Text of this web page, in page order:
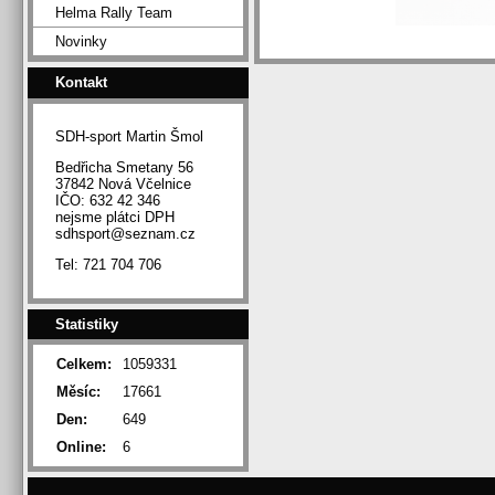
Helma Rally Team
Novinky
Kontakt
SDH-sport Martin Šmol
Bedřicha Smetany 56
37842 Nová Včelnice
IČO: 632 42 346
nejsme plátci DPH
sdhsport@seznam.cz
Tel: 721 704 706
Statistiky
Online: 6
Celkem:
1059331
Měsíc:
17661
Den:
649